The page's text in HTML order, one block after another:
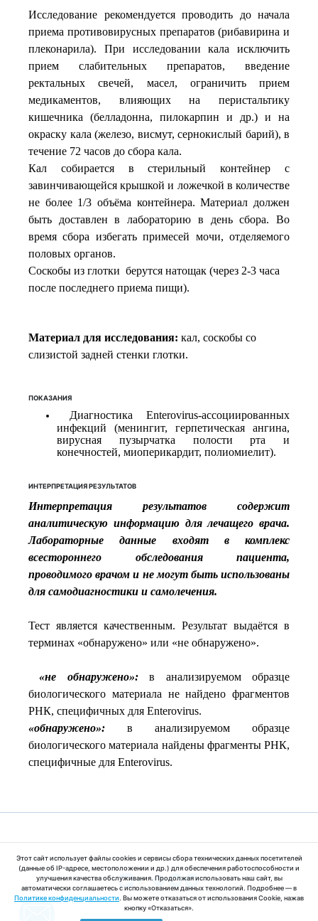
Этот сайт использует файлы cookies и сервисы сбора технических данных посетителей
(данные об IP-адресе, местоположении и др.) для обеспечения работоспособности и
улучшения качества обслуживания. Продолжая использовать наш сайт, вы
автоматически соглашаетесь с использованием данных технологий. Подробнее — в
Политике конфиденциальности. Вы можете отказаться от использования Cookie, нажав
кнопку «Отказаться».
Исследование рекомендуется проводить до начала
приема противовирусных препаратов (рибавирина и
плеконарила). При исследовании кала исключить
прием слабительных препаратов, введение
ректальных свечей, масел, ограничить прием
медикаментов, влияющих на перистальтику
кишечника (белладонна, пилокарпин и др.) и на
окраску кала (железо, висмут, сернокислый барий), в
течение 72 часов до сбора кала.
Кал собирается в стерильный контейнер с
завинчивающейся крышкой и ложечкой в количестве
не более 1/3 объёма контейнера. Материал должен
быть доставлен в лабораторию в день сбора. Во
время сбора избегать примесей мочи, отделяемого
половых органов.
Соскобы из глотки берутся натощак (через 2-3 часа
после последнего приема пищи).
Материал для исследования: кал, соскобы со
слизистой задней стенки глотки.
ПОКАЗАНИЯ
Диагностика Enterovirus-ассоциированных
инфекций (менингит, герпетическая ангина,
вирусная пузырчатка полости рта и
конечностей, миоперикардит, полиомиелит).
ИНТЕРПРЕТАЦИЯ РЕЗУЛЬТАТОВ
Интерпретация результатов содержит
аналитическую информацию для лечащего врача.
Лабораторные данные входят в комплекс
всестороннего обследования пациента,
проводимого врачом и не могут быть использованы
для самодиагностики и самолечения.
Тест является качественным. Результат выдаётся в
терминах «обнаружено» или «не обнаружено».
«не обнаружено»:в анализируемом образце
биологического материала не найдено фрагментов
РНК, специфичных для Enterovirus.
«обнаружено»: в анализируемом образце
биологического материала найдены фрагменты РНК,
специфичные для Enterovirus.
© 2025 ООО «МедЛабЭкспресс»